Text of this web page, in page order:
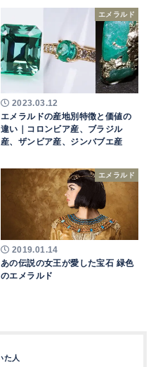
エメラルド
2023.03.12
エメラルドの産地別特徴と価値の
違い｜コロンビア産、ブラジル
産、ザンビア産、ジンバブエ産
エメラルド
2019.01.14
あの伝説の女王が愛した宝石 緑色
のエメラルド